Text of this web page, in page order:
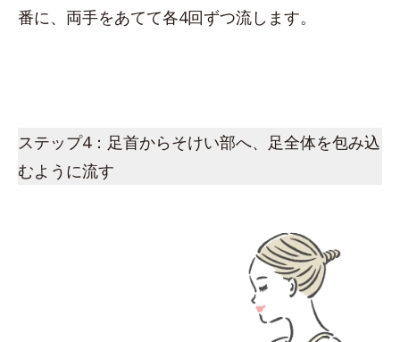
番に、両手をあてて各4回ずつ流します。
ステップ4：足首からそけい部へ、足全体を包み込
むように流す